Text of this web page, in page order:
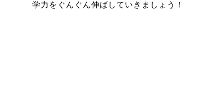
学力をぐんぐん伸ばしていきましょう！